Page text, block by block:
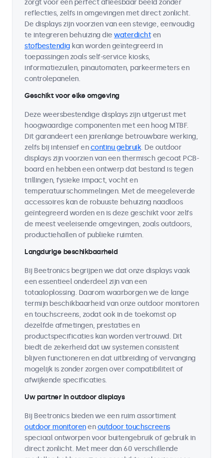
zorgt voor een perfect afleesbaar beeld zonder
reflecties, zelfs in omgevingen met direct zonlicht.
De displays zijn voorzien van een stevige, eenvoudig
te integreren behuizing die waterdichten
stofbestendig kan worden geïntegreerd in
toepassingen zoals self-service kiosks,
informatiezuilen, pinautomaten, parkeermeters en
controlepanelen.
Geschikt voor elke omgeving
Deze weersbestendige displays zijn uitgerust met
hoogwaardige componenten met een hoog MTBF.
Dit garandeert een jarenlange betrouwbare werking,
zelfs bij intensief encontinu gebruik. De outdoor
displays zijn voorzien van een thermisch gecoat PCB-
board en hebben een ontwerp dat bestand is tegen
trillingen, fysieke impact, vocht en
temperatuurschommelingen. Met de meegeleverde
accessoires kan de robuuste behuizing naadloos
geïntegreerd worden en is deze geschikt voor zelfs
de meest veeleisende omgevingen, zoals outdoors,
productiehallen of publieke ruimten.
Langdurige beschikbaarheid
Bij Beetronics begrijpen we dat onze displays vaak
een essentieel onderdeel zijn van een
totaaloplossing. Daarom waarborgen we de lange
termijn beschikbaarheid van onze outdoor monitoren
en touchscreens, zodat ook in de toekomst op
dezelfde afmetingen, prestaties en
productspecificaties kan worden vertrouwd. Dit
biedt de zekerheid dat uw systemen consistent
blijven functioneren en dat uitbreiding of vervanging
mogelijk is zonder zorgen over compatibiliteit of
afwijkende specificaties.
Uw partner in outdoor displays
Bij Beetronics bieden we een ruim assortiment
outdoor monitorenenoutdoor touchscreens
speciaal ontworpen voor buitengebruik of gebruik in
direct zonlicht. Met meer dan 60 verschillende